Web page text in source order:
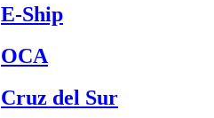
E-Ship
OCA
Cruz del Sur